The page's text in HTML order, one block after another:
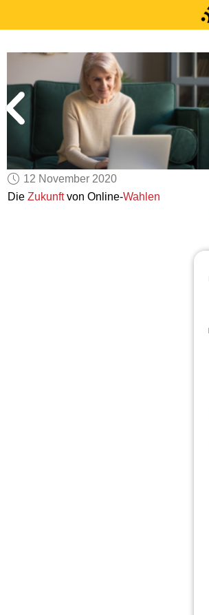
12 November 2020
DieZukunftvon Online-Wahlen